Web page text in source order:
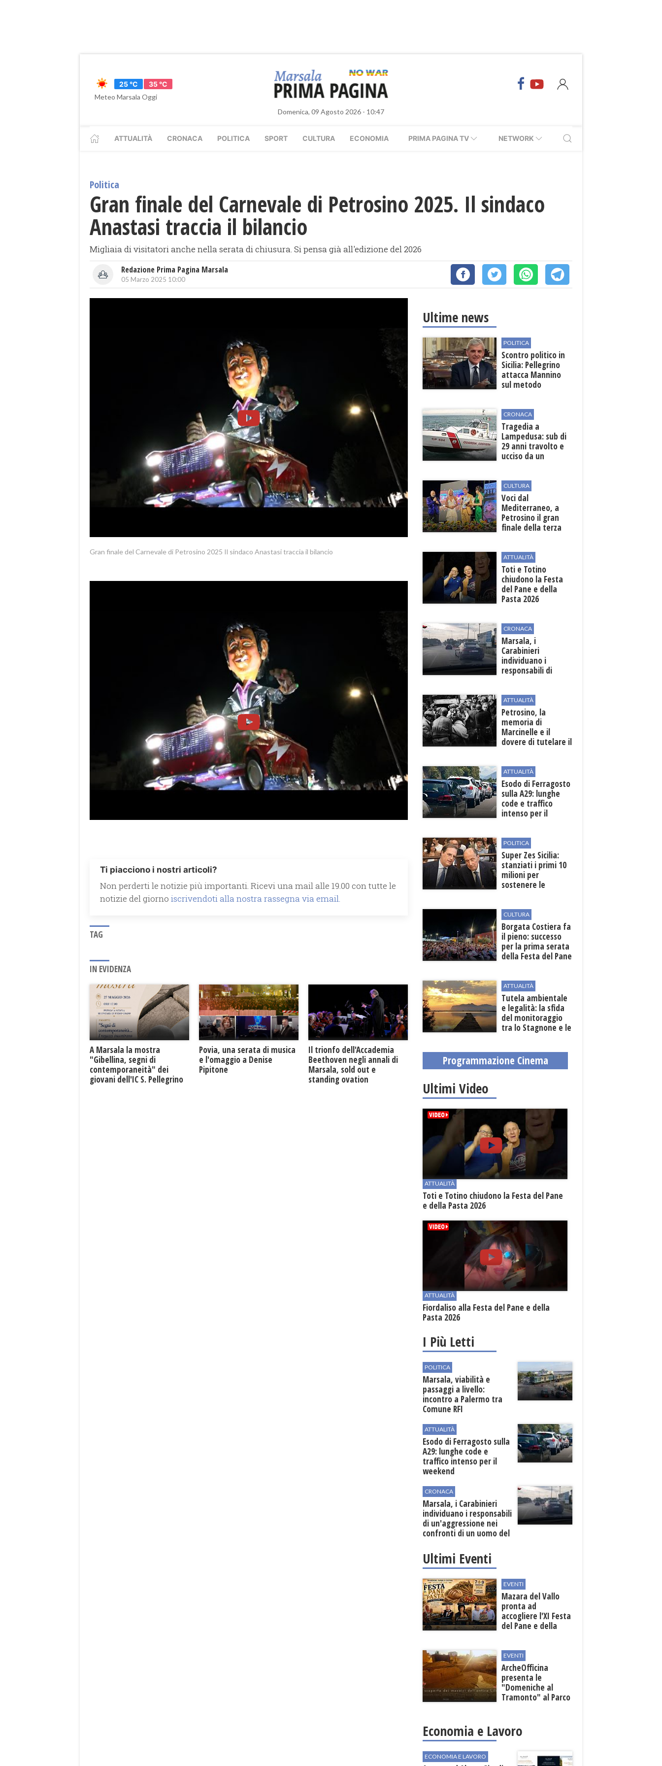
25 °C
35 °C
Meteo Marsala Oggi
Domenica, 09 Agosto 2026 - 10:47
ATTUALITÀ CRONACA POLITICA SPORT CULTURA ECONOMIA PRIMA PAGINA TV NETWORK
Politica
Gran finale del Carnevale di Petrosino 2025. Il sindaco
Anastasi traccia il bilancio
Migliaia di visitatori anche nella serata di chiusura. Si pensa già all'edizione del 2026
Redazione Prima Pagina Marsala
05 Marzo 2025 10:00
Gran finale del Carnevale di Petrosino 2025 Il sindaco Anastasi traccia il bilancio
Ti piacciono i nostri articoli?
Non perderti le notizie più importanti. Ricevi una mail alle 19.00 con tutte le
notizie del giorno iscrivendoti alla nostra rassegna via email.
TAG
IN EVIDENZA
A Marsala la mostra
"Gibellina, segni di
contemporaneità" dei
giovani dell'IC S. Pellegrino
Povia, una serata di musica
e l'omaggio a Denise
Pipitone
Il trionfo dell'Accademia
Beethoven negli annali di
Marsala, sold out e
standing ovation
Ultime news
POLITICA
Scontro politico in
Sicilia: Pellegrino
attacca Mannino
sul metodo
CRONACA
Tragedia a
Lampedusa: sub di
29 anni travolto e
ucciso da un
CULTURA
Voci dal
Mediterraneo, a
Petrosino il gran
finale della terza
ATTUALITÀ
Toti e Totino
chiudono la Festa
del Pane e della
Pasta 2026
CRONACA
Marsala, i
Carabinieri
individuano i
responsabili di
uomo del posto
ATTUALITÀ
Petrosino, la
memoria di
Marcinelle e il
dovere di tutelare il
ATTUALITÀ
Esodo di Ferragosto
sulla A29: lunghe
code e traffico
intenso per il
POLITICA
Super Zes Sicilia:
stanziati i primi 10
milioni per
sostenere le
CULTURA
​Borgata Costiera fa
il pieno: successo
per la prima serata
della Festa del Pane
ATTUALITÀ
Tutela ambientale
e legalità: la sfida
del monitoraggio
tra lo Stagnone e le
Programmazione Cinema
Ultimi Video
ATTUALITÀ
Toti e Totino chiudono la Festa del Pane
e della Pasta 2026
ATTUALITÀ
Fiordaliso alla Festa del Pane e della
Pasta 2026
I Più Letti
POLITICA
Marsala, viabilità e
passaggi a livello:
incontro a Palermo tra
Comune RFI
ATTUALITÀ
Esodo di Ferragosto sulla
A29: lunghe code e
traffico intenso per il
weekend
CRONACA
Marsala, i Carabinieri
individuano i responsabili
di un'aggressione nei
confronti di un uomo del
Ultimi Eventi
EVENTI
Mazara del Vallo
pronta ad
accogliere l'XI Festa
del Pane e della
EVENTI
ArcheOfficina
presenta le
"Domeniche al
Tramonto" al Parco
Economia e Lavoro
ECONOMIA E LAVORO